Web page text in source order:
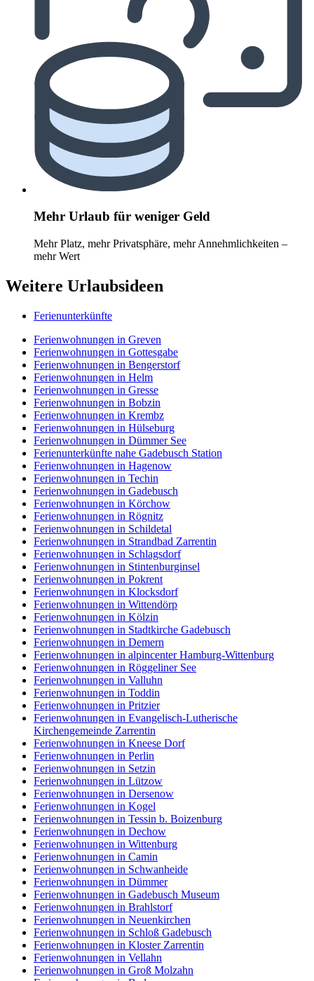
Mehr Urlaub für weniger Geld
Mehr Platz, mehr Privatsphäre, mehr Annehmlichkeiten –
mehr Wert
Weitere Urlaubsideen
Ferienunterkünfte
Ferienwohnungen in Greven
Ferienwohnungen in Gottesgabe
Ferienwohnungen in Bengerstorf
Ferienwohnungen in Helm
Ferienwohnungen in Gresse
Ferienwohnungen in Bobzin
Ferienwohnungen in Krembz
Ferienwohnungen in Hülseburg
Ferienwohnungen in Dümmer See
Ferienunterkünfte nahe Gadebusch Station
Ferienwohnungen in Hagenow
Ferienwohnungen in Techin
Ferienwohnungen in Gadebusch
Ferienwohnungen in Körchow
Ferienwohnungen in Rögnitz
Ferienwohnungen in Schildetal
Ferienwohnungen in Strandbad Zarrentin
Ferienwohnungen in Schlagsdorf
Ferienwohnungen in Stintenburginsel
Ferienwohnungen in Pokrent
Ferienwohnungen in Klocksdorf
Ferienwohnungen in Wittendörp
Ferienwohnungen in Kölzin
Ferienwohnungen in Stadtkirche Gadebusch
Ferienwohnungen in Demern
Ferienwohnungen in alpincenter Hamburg-Wittenburg
Ferienwohnungen in Röggeliner See
Ferienwohnungen in Valluhn
Ferienwohnungen in Toddin
Ferienwohnungen in Pritzier
Ferienwohnungen in Evangelisch-Lutherische
Kirchengemeinde Zarrentin
Ferienwohnungen in Kneese Dorf
Ferienwohnungen in Perlin
Ferienwohnungen in Setzin
Ferienwohnungen in Lützow
Ferienwohnungen in Dersenow
Ferienwohnungen in Kogel
Ferienwohnungen in Tessin b. Boizenburg
Ferienwohnungen in Dechow
Ferienwohnungen in Wittenburg
Ferienwohnungen in Camin
Ferienwohnungen in Schwanheide
Ferienwohnungen in Dümmer
Ferienwohnungen in Gadebusch Museum
Ferienwohnungen in Brahlstorf
Ferienwohnungen in Neuenkirchen
Ferienwohnungen in Schloß Gadebusch
Ferienwohnungen in Kloster Zarrentin
Ferienwohnungen in Vellahn
Ferienwohnungen in Groß Molzahn